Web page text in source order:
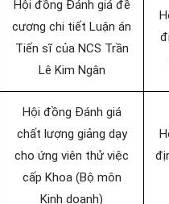
Hội đồng Đánh giá đề
cương chi tiết Luận án
Tiến sĩ của NCS Trần
Lê Kim Ngân
Hội đồng Đánh giá
chất lượng giảng dạy
cho ứng viên thử việc
cấp Khoa (Bộ môn
Kinh doanh)